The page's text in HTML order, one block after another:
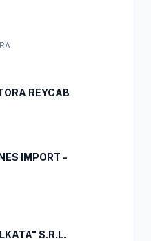
REYCAB
IMPORT -
S.R.L.